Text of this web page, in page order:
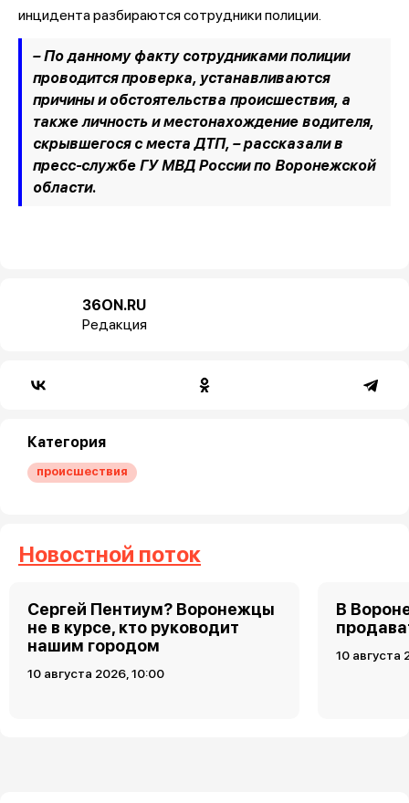
инцидента разбираются сотрудники полиции.
– По данному факту сотрудниками полиции
проводится проверка, устанавливаются
причины и обстоятельства происшествия, а
также личность и местонахождение водителя,
скрывшегося с места ДТП, – рассказали в
пресс-службе ГУ МВД России по Воронежской
области.
36ON.RU
Редакция
Категория
происшествия
Новостной поток
Сергей Пентиум? Воронежцы
не в курсе, кто руководит
нашим городом
10 августа 2026, 10:00
В
10 августа